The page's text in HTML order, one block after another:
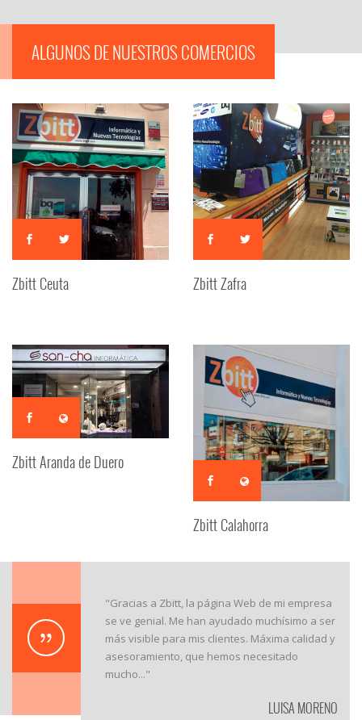
ALGUNOS DE NUESTROS COMERCIOS
Zbitt Ceuta Zbitt Zafra
Zbitt Aranda de Duero
Zbitt Calahorra
"Gracias a Zbitt, la página Web de mi empresa
se ve genial. Me han ayudado muchísimo a ser
más visible para mis clientes. Máxima calidad y
asesoramiento, que hemos necesitado
mucho..."
LUISA MORENO